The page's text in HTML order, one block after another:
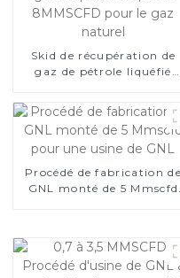
Skid de récupération de
gaz de pétrole liquéfié
Procédé de fabrication de
GNL monté de 5 Mmscfd